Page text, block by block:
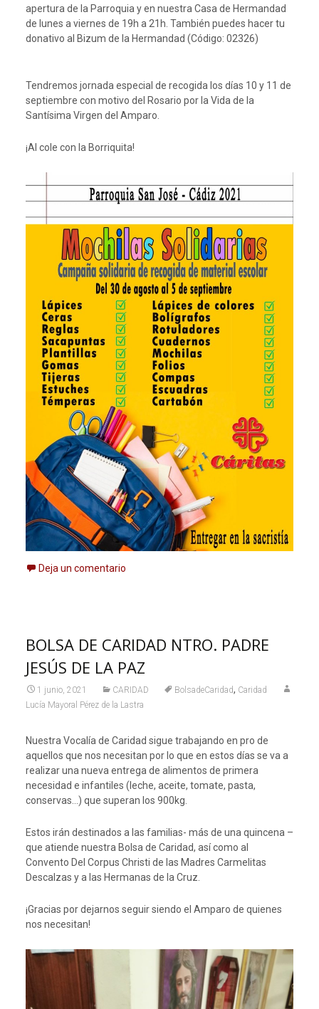
apertura de la Parroquia y en nuestra Casa de Hermandad
de lunes a viernes de 19h a 21h. También puedes hacer tu
donativo al Bizum de la Hermandad (Código: 02326)
Tendremos jornada especial de recogida los días 10 y 11 de
septiembre con motivo del Rosario por la Vida de la
Santísima Virgen del Amparo.
¡Al cole con la Borriquita!
Deja un comentario
BOLSA DE CARIDAD NTRO. PADRE
JESÚS DE LA PAZ
1 junio, 2021 CARIDAD BolsadeCaridad, Caridad
Lucía Mayoral Pérez de la Lastra
Nuestra Vocalía de Caridad sigue trabajando en pro de
aquellos que nos necesitan por lo que en estos días se va a
realizar una nueva entrega de alimentos de primera
necesidad e infantiles (leche, aceite, tomate, pasta,
conservas…) que superan los 900kg.
Estos irán destinados a las familias- más de una quincena –
que atiende nuestra Bolsa de Caridad, así como al
Convento Del Corpus Christi de las Madres Carmelitas
Descalzas y a las Hermanas de la Cruz.
¡Gracias por dejarnos seguir siendo el Amparo de quienes
nos necesitan!